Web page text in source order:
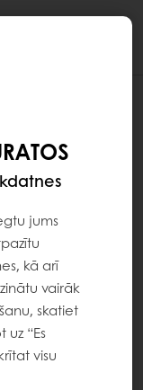
jums
kā arī
vairāk
skatiet
uz “Es
visu